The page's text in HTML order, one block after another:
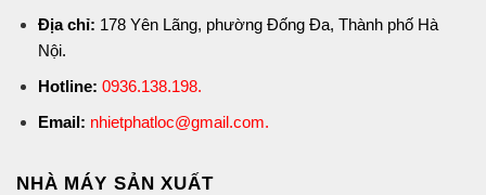
Địa chỉ: 178 Yên Lãng, phường Đống Đa, Thành phố Hà
Nội.
Hotline: 0936.138.198.
Email: nhietphatloc@gmail.com.
NHÀ MÁY SẢN XUẤT